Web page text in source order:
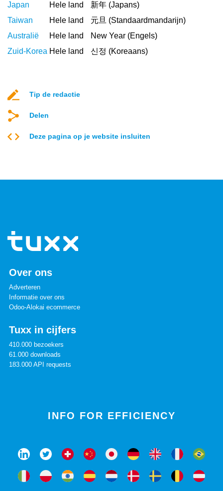
Japan
Hele land
新年 (Japans)
Taiwan
Hele land
元旦 (Standaardmandarijn)
Australië
Hele land
New Year (Engels)
Zuid-Korea Hele land 신정 (Koreaans)
Tip de redactie
Delen
Deze pagina op je website insluiten
Over ons
Adverteren
Informatie over ons
Odoo-Alokai ecommerce
Tuxx in cijfers
410.000 bezoekers
61.000 downloads
183.000 API requests
INFO FOR EFFICIENCY